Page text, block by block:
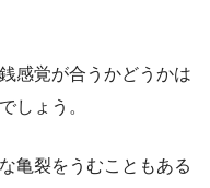
感覚が合うかどうかは
しょう。
亀裂をうむこともある